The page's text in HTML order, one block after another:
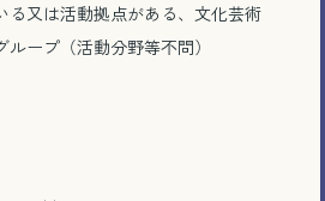
る又は活動拠点がある、文化芸術
ープ（活動分野等不問）